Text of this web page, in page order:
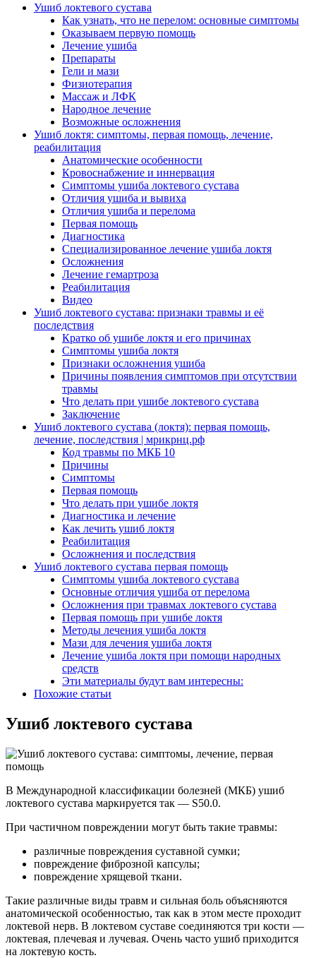
Ушиб локтевого сустава
Как узнать, что не перелом: основные симптомы
Оказываем первую помощь
Лечение ушиба
Препараты
Гели и мази
Физиотерапия
Массаж и ЛФК
Народное лечение
Возможные осложнения
Ушиб локтя: симптомы, первая помощь, лечение,
реабилитация
Анатомические особенности
Кровоснабжение и иннервация
Симптомы ушиба локтевого сустава
Отличия ушиба и вывиха
Отличия ушиба и перелома
Первая помощь
Диагностика
Специализированное лечение ушиба локтя
Осложнения
Лечение гемартроза
Реабилитация
Видео
Ушиб локтевого сустава: признаки травмы и её
последствия
Кратко об ушибе локтя и его причинах
Симптомы ушиба локтя
Признаки осложнения ушиба
Причины появления симптомов при отсутствии
травмы
Что делать при ушибе локтевого сустава
Заключение
Ушиб локтевого сустава (локтя): первая помощь,
лечение, последствия | мрикрнц.рф
Код травмы по МКБ 10
Причины
Симптомы
Первая помощь
Что делать при ушибе локтя
Диагностика и лечение
Как лечить ушиб локтя
Реабилитация
Осложнения и последствия
Ушиб локтевого сустава первая помощь
Симптомы ушиба локтевого сустава
Основные отличия ушиба от перелома
Осложнения при травмах локтевого сустава
Первая помощь при ушибе локтя
Методы лечения ушиба локтя
Мази для лечения ушиба локтя
Лечение ушиба локтя при помощи народных
средств
Эти материалы будут вам интересны:
Похожие статьи
Ушиб локтевого сустава
В Международной классификации болезней (МКБ) ушиб
локтевого сустава маркируется так — S50.0.
При частичном повреждении могут быть такие травмы:
различные повреждения суставной сумки;
повреждение фиброзной капсулы;
повреждение хрящевой ткани.
Такие различные виды травм и сильная боль объясняются
анатомической особенностью, так как в этом месте проходит
локтевой нерв. В локтевом суставе соединяются три кости —
локтевая, плечевая и лучевая. Очень часто ушиб приходится
на локтевую кость.